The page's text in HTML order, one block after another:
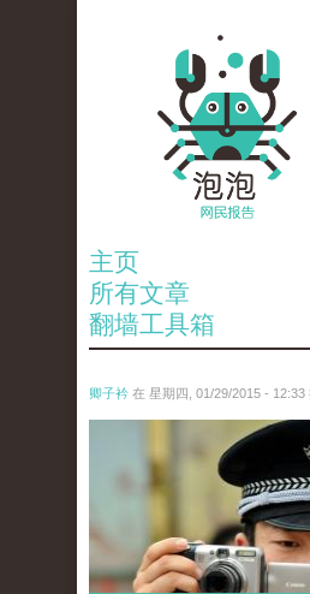
主页
所有文章
翻墙工具箱
卿子衿 在 星期四, 01/29/2015 - 12:33
anp-8001345.jpg